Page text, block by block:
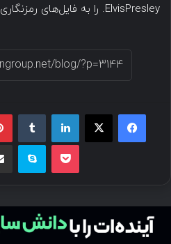
ElvisPresley. را به فایل‌های رمزنگاری شده اضافه می‌کند.
فیسبوک ایکس لینکداین
پاکت اسکایپ